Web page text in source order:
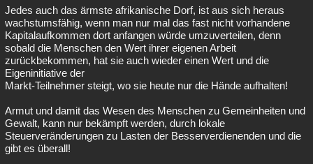
Jedes auch das ärmste afrikanische Dorf, ist aus sich heraus
wachstumsfähig, wenn man nur mal das fast nicht vorhandene
Kapitalaufkommen dort anfangen würde umzuverteilen, denn
sobald die Menschen den Wert ihrer eigenen Arbeit
zurückbekommen, hat sie auch wieder einen Wert und die
Eigeninitiative der
Markt-Teilnehmer steigt, wo sie heute nur die Hände aufhalten!
Armut und damit das Wesen des Menschen zu Gemeinheiten und
Gewalt, kann nur bekämpft werden, durch lokale
Steuerveränderungen zu Lasten der Besserverdienenden und die
gibt es überall!